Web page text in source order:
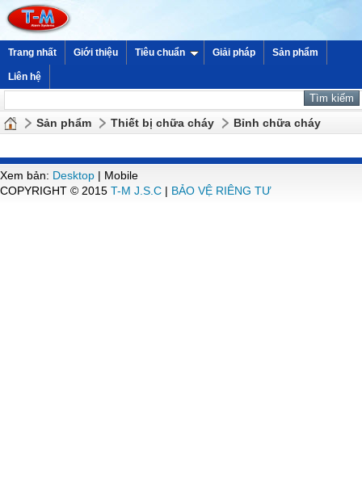
Trang nhất Giới thiệu Tiêu chuẩn Giải pháp Sản phẩm
Liên hệ
Sản phẩm Thiết bị chữa cháy Bỉnh chữa cháy
Xem bản: Desktop | Mobile
COPYRIGHT © 2015 T-M J.S.C | BẢO VỆ RIÊNG TƯ